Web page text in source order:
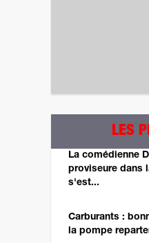
LES
La comédienne
proviseure dans
s'est...
Carburants :
la pompe